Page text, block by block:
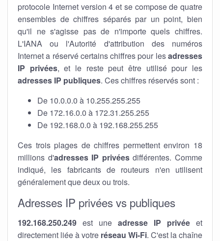
protocole Internet version 4 et se compose de quatre
ensembles de chiffres séparés par un point, bien
qu'il ne s'agisse pas de n'importe quels chiffres.
L'IANA ou l'Autorité d'attribution des numéros
Internet a réservé certains chiffres pour lesadresses
IP privées, et le reste peut être utilisé pour les
adresses IP publiques. Ces chiffres réservés sont :
De 10.0.0.0 à 10.255.255.255
De 172.16.0.0 à 172.31.255.255
De 192.168.0.0 à 192.168.255.255
Ces trois plages de chiffres permettent environ 18
millions d'adresses IP privéesdifférentes. Comme
indiqué, les fabricants de routeurs n'en utilisent
généralement que deux ou trois.
Adresses IP privées vs publiques
192.168.250.249 est une adresse IP privée et
directement liée à votre réseau Wi-Fi. C'est la chaîne